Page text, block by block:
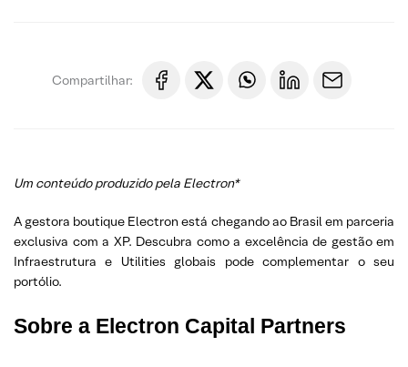
Compartilhar:
Um conteúdo produzido pela Electron*
A gestora boutique Electron está chegando ao Brasil em parceria
exclusiva com a XP. Descubra como a excelência de gestão em
Infraestrutura e Utilities globais pode complementar o seu
portólio.
Sobre a Electron Capital Partners